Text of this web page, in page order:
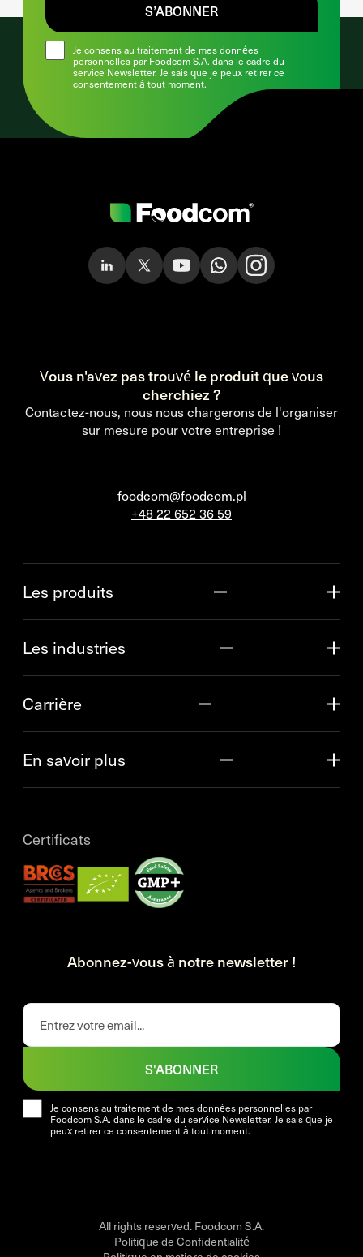
Je consens au traitement de mes données
personnelles par Foodcom S.A. dans le cadre du
service Newsletter. Je sais que je peux retirer ce
consentement à tout moment.
S’ABONNER
Vous n'avez pas trouvé le produit que vous
cherchiez ?
Contactez-nous, nous nous chargerons de l'organiser
sur mesure pour votre entreprise !
foodcom@foodcom.pl
+48 22 652 36 59
Les produits
Les industries
Carrière
En savoir plus
Certificats
Abonnez-vous à notre newsletter !
Je consens au traitement de mes données personnelles par
Foodcom S.A. dans le cadre du service Newsletter. Je sais que je
peux retirer ce consentement à tout moment.
S'ABONNER
All rights reserved. Foodcom S.A.
Politique de Confidentialité